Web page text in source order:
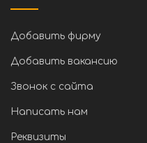
Добавить фирму
Добавить вакансию
Звонок с сайта
Написать нам
Реквизиты